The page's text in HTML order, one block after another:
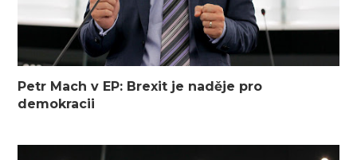
Petr Mach v EP: Brexit je naděje pro
demokracii